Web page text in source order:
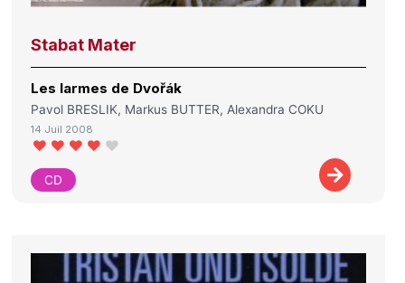
Stabat Mater
Les larmes de Dvořák
Pavol BRESLIK, Markus BUTTER, Alexandra COKU
14 Juil 2008
CD